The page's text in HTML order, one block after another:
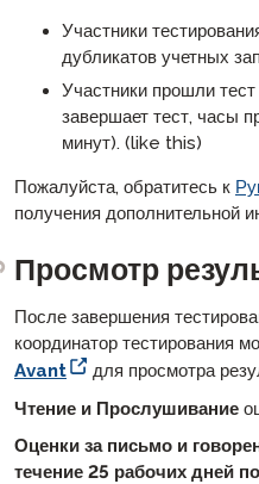
Участники
дубликатов учетных
Участники прошли
завершает тест, часы
минут). (like this)
Пожалуйста, обратитесь к
получения дополнительной
Просмотр
После завершения
координатор тестирования
Avant
для просмотра
Чтение и Прослушивание
Оценки за письмо и
течение 25 рабочих дней